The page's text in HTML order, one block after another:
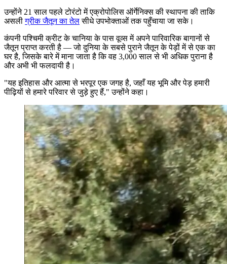
उन्होंने 21 साल पहले टोरंटो में एक्रोपोलिस ऑर्गेनिक्स की स्थापना की ताकि
असलीग्रीक जैतून का तेलसीधे उपभोक्ताओं तक पहुँचाया जा सके।
कंपनी पश्चिमी क्रीट के चानिया के पास वूव्स में अपने पारिवारिक बागानों से
जैतून प्राप्त करती है — जो दुनिया के सबसे पुराने जैतून के पेड़ों में से एक का
घर है, जिसके बारे में माना जाता है कि वह 3,000 साल से भी अधिक पुराना है
और अभी भी फलदायी है।
"यह इतिहास और आत्मा से भरपूर एक जगह है, जहाँ यह भूमि और पेड़ हमारी
पीढ़ियों से हमारे परिवार से जुड़े हुए हैं," उन्होंने कहा।